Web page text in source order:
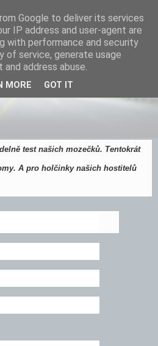
test našich mozečků. Tentokrát
A pro holčinky našich hostitelů
Google to deliver its services
IP address and user-agent are
with performance and security
of service, generate usage
address abuse.
MORE GOT IT